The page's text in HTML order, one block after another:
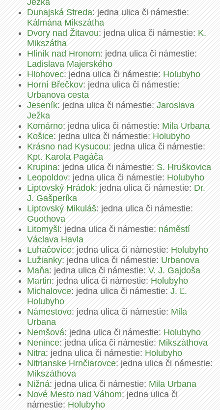
Dunajská Streda: jedna ulica či námestie:
Kálmána Mikszátha
Dvory nad Žitavou: jedna ulica či námestie:K.
Mikszátha
Hliník nad Hronom: jedna ulica či námestie:
Ladislava Majerského
Hlohovec: jedna ulica či námestie:Holubyho
Horní Břečkov: jedna ulica či námestie:
Urbanova cesta
Jeseník: jedna ulica či námestie:Jaroslava
Ježka
Komárno: jedna ulica či námestie:Mila Urbana
Košice: jedna ulica či námestie:Holubyho
Krásno nad Kysucou: jedna ulica či námestie:
Kpt. Karola Pagáča
Krupina: jedna ulica či námestie:S. Hruškovica
Leopoldov: jedna ulica či námestie:Holubyho
Liptovský Hrádok: jedna ulica či námestie:Dr.
J. Gašperíka
Liptovský Mikuláš: jedna ulica či námestie:
Guothova
Litomyšl: jedna ulica či námestie:náměstí
Václava Havla
Luhačovice: jedna ulica či námestie:Holubyho
Lužianky: jedna ulica či námestie:Urbanova
Maňa: jedna ulica či námestie:V. J. Gajdoša
Martin: jedna ulica či námestie:Holubyho
Michalovce: jedna ulica či námestie:J. Ľ.
Holubyho
Námestovo: jedna ulica či námestie:Mila
Urbana
Nemšová: jedna ulica či námestie:Holubyho
Nenince: jedna ulica či námestie:Mikszáthova
Nitra: jedna ulica či námestie:Holubyho
Nitrianske Hrnčiarovce: jedna ulica či námestie:
Mikszáthova
Nižná: jedna ulica či námestie:Mila Urbana
Nové Mesto nad Váhom: jedna ulica či
námestie:Holubyho